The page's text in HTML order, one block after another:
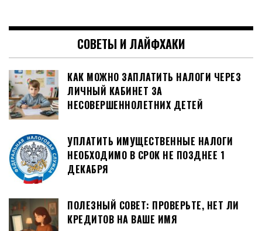
СОВЕТЫ И ЛАЙФХАКИ
КАК МОЖНО ЗАПЛАТИТЬ НАЛОГИ ЧЕРЕЗ
ЛИЧНЫЙ КАБИНЕТ ЗА
НЕСОВЕРШЕННОЛЕТНИХ ДЕТЕЙ
УПЛАТИТЬ ИМУЩЕСТВЕННЫЕ НАЛОГИ
НЕОБХОДИМО В СРОК НЕ ПОЗДНЕЕ 1
ДЕКАБРЯ
ПОЛЕЗНЫЙ СОВЕТ: ПРОВЕРЬТЕ, НЕТ ЛИ
КРЕДИТОВ НА ВАШЕ ИМЯ